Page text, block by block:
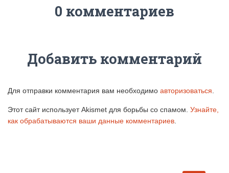
0 комментариев
Добавить комментарий
Для отправки комментария вам необходимо авторизоваться
Этот сайт использует Akismet для борьбы со спамом. Узнайте,
как обрабатываются ваши данные комментариев